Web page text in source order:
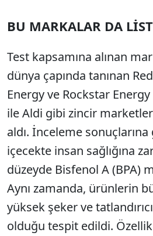
BU MARKALAR DA
Test kapsamına alınan
dünya çapında tanınan
Energy ve Rockstar
ile Aldi gibi zincir
aldı. İnceleme
içecekte insan sağlığına
düzeyde Bisfenol A (BPA)
Aynı zamanda, ürünlerin
yüksek şeker ve
olduğu tespit edildi.